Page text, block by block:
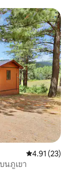
คะแนนเฉลี่ย
4.91 (23)
นภูเขา